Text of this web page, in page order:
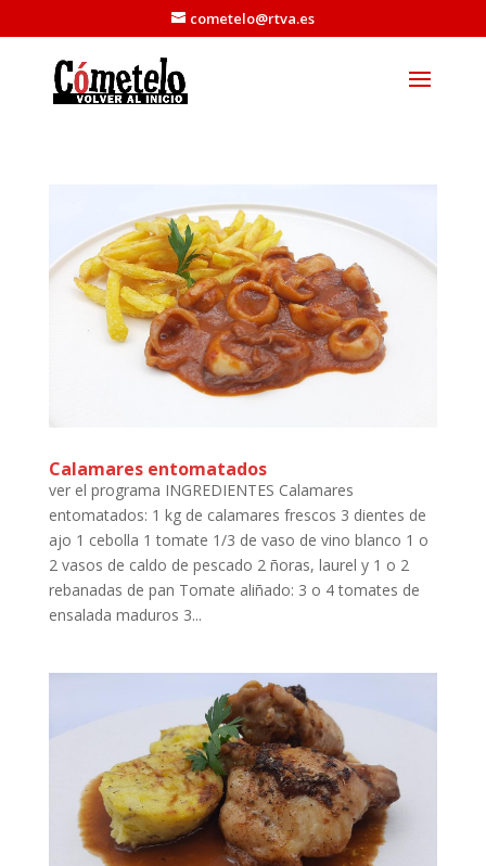
cometelo@rtva.es
Calamares entomatados
ver el programa INGREDIENTES Calamares
entomatados: 1 kg de calamares frescos 3 dientes de
ajo 1 cebolla 1 tomate 1/3 de vaso de vino blanco 1 o
2 vasos de caldo de pescado 2 ñoras, laurel y 1 o 2
rebanadas de pan Tomate aliñado: 3 o 4 tomates de
ensalada maduros 3...